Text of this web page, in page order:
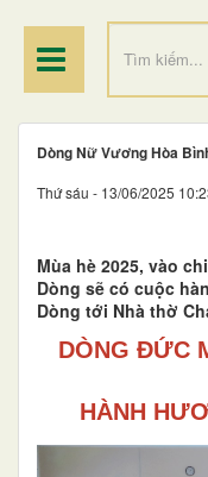
Dòng Nữ Vương Hòa
Thứ sáu - 13/06/2025
Mùa hè 2025, vào
Dòng sẽ có cuộc
Dòng tới Nhà thờ
DÒNG ĐỨC
HÀNH